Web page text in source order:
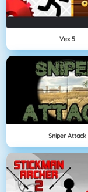
Vex 5
Sniper Attack